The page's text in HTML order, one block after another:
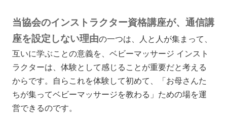
当協会のインストラクター資格講座が、通信講
座を設定しない理由の一つは、人と人が集まって、
互いに学ぶことの意義を、ベビーマッサージ インスト
ラクターは、体験として感じることが重要だと考える
からです。自らこれを体験して初めて、「お母さんた
ちが集ってベビーマッサージを教わる」ための場を運
営できるのです。